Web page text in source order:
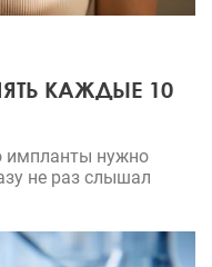
КАЖДЫЕ 10
импланты нужно
не раз слышал